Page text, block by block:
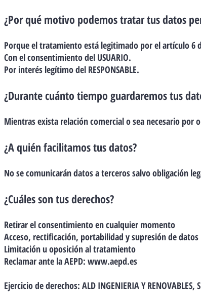
¿Por qué motivo podemos tratar tus datos
Porque el tratamiento está legitimado por el artículo 6
Con el consentimiento del USUARIO.
Por interés legítimo del RESPONSABLE.
¿Durante cuánto tiempo guardaremos tus
Mientras exista relación comercial o sea necesario por
¿A quién facilitamos tus datos?
No se comunicarán datos a terceros salvo obligación
¿Cuáles son tus derechos?
Retirar el consentimiento en cualquier momento
Acceso, rectificación, portabilidad y supresión de datos
Limitación u oposición al tratamiento
Reclamar ante la AEPD: www.aepd.es
Ejercicio de derechos: ALD INGENIERIA Y